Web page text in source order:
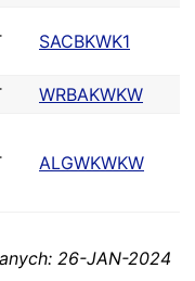
SACBKWK1
WRBAKWKW
ALGWKWKW
26-JAN-2024